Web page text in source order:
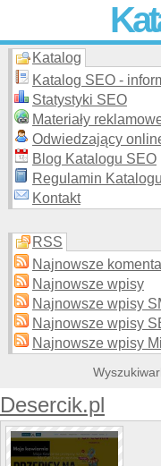
Skuteczna i
Katalog
Katalog SEO -
Statystyki SEO
Materiały
Odwiedzający
Blog Katalogu SEO
Regulamin
Kontakt
RSS
Najnowsze
Najnowsze wpisy
Najnowsze wpisy
Najnowsze wpisy
Najnowsze wpisy
Desercik.pl